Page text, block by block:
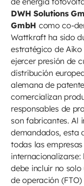
DWH Solutions
GmbH como co-
Wattkraft ha sido
estratégico de
ejercer presión de
distribución
alemana de
comercializan
responsables de
son fabricantes. Al
demandados, esta
todas las
debe incluir no
de operación